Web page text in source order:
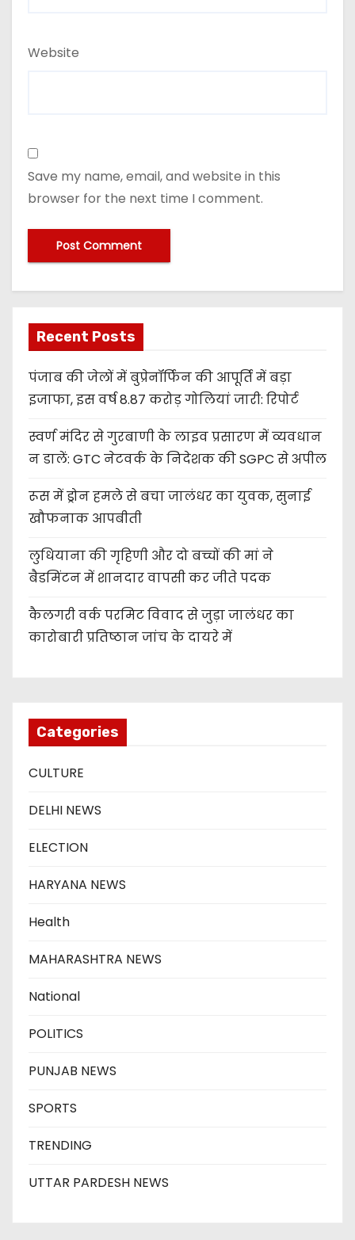
Website
Save my name, email, and website in this
browser for the next time I comment.
Recent Posts
पंजाब की जेलों में बुप्रेनॉर्फिन की आपूर्ति में बड़ा
इजाफा, इस वर्ष 8.87 करोड़ गोलियां जारी: रिपोर्ट
स्वर्ण मंदिर से गुरबाणी के लाइव प्रसारण में व्यवधान
न डालें: GTC नेटवर्क के निदेशक की SGPC से अपील
रूस में ड्रोन हमले से बचा जालंधर का युवक, सुनाई
खौफनाक आपबीती
लुधियाना की गृहिणी और दो बच्चों की मां ने
बैडमिंटन में शानदार वापसी कर जीते पदक
कैलगरी वर्क परमिट विवाद से जुड़ा जालंधर का
कारोबारी प्रतिष्ठान जांच के दायरे में
Categories
CULTURE
DELHI NEWS
ELECTION
HARYANA NEWS
Health
MAHARASHTRA NEWS
National
POLITICS
PUNJAB NEWS
SPORTS
TRENDING
UTTAR PARDESH NEWS